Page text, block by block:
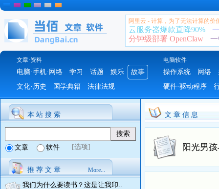
阿里云 - 计算，为了无法计算的价
云服务器爆款直降90%
分钟级部署 OpenClaw
文章·资料 电脑软件
电脑·手机·网络 学习 话题 娱乐
故事
文化·历史
国学典籍 法律法规
操作系统 网络
硬件·驱动程序
本 站 搜 索
文章 软件 [选项]
推 荐 文 章 More...
我们为什么要读书？这是让我印..
文 章 信 息
阳光男